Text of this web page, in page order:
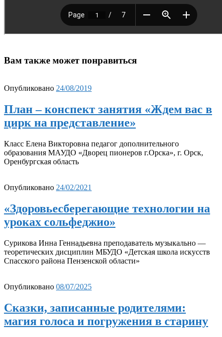
Вам также может понравиться
Опубликовано 24/08/2019
План – конспект занятия «Ждем вас в
цирк на представление»
Класс Елена Викторовна педагог дополнительного
образования МАУДО «Дворец пионеров г.Орска», г. Орск,
Оренбургская область
Опубликовано 24/02/2021
«Здоровьесберегающие технологии на
уроках сольфеджио»
Сурикова Инна Геннадьевна преподаватель музыкально —
теоретических дисциплин МБУДО «Детская школа искусств
Спасского района Пензенской области»
Опубликовано 08/07/2025
Сказки, записанные родителями:
магия голоса и погружения в старину